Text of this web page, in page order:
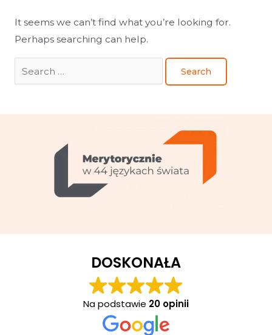
It seems we can’t find what you’re looking for.
Perhaps searching can help.
DOSKONAŁA
Na podstawie 20 opinii